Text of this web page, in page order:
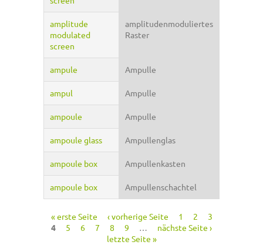
amplitude
modulated
screen
amplitudenmoduliertes
Raster
ampule Ampulle
ampul Ampulle
ampoule Ampulle
ampoule glass Ampullenglas
ampoule box Ampullenkasten
ampoule box Ampullenschachtel
Seiten
« erste Seite ‹ vorherige Seite 1 2
3
4
5 6 7 8 9 …
nächste Seite ›
letzte Seite »